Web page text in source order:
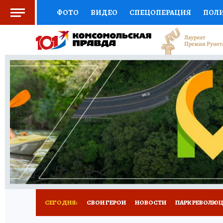
ФОТО ВИДЕО СПЕЦОПЕРАЦИЯ
СОЦПОДДЕРЖКА НАУКА СПОРТ
ВЫБОР ЭКСПЕРТОВ ДОКТОР
КНИЖНАЯ ПОЛКА ПРОГНОЗЫ НА СПОРТ
ПРЕСС-ЦЕНТР НЕДВИЖИМОСТЬ
ВСЕ О КП РАДИО КП РЕКЛАМА ТЕСТЫ
СЕГОДНЯ: СВОИ ГЕРОИ НОВОСТИ ПАРК